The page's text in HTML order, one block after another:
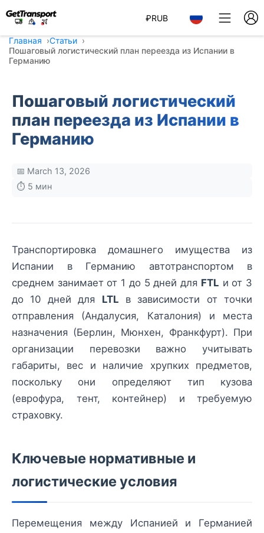
₽RUB
Главная
Статьи
Пошаговый логистический план переезда из Испании в
Германию
Пошаговый логистический
план переезда из Испании в
Германию
📅 March 13, 2026
⏱️ 5 мин
Транспортировка домашнего имущества из
Испании в Германию автотранспортом в
среднем занимает от 1 до 5 дней для FTL и от 3
до 10 дней для LTL в зависимости от точки
отправления (Андалусия, Каталония) и места
назначения (Берлин, Мюнхен, Франкфурт). При
организации перевозки важно учитывать
габариты, вес и наличие хрупких предметов,
поскольку они определяют тип кузова
(еврофура, тент, контейнер) и требуемую
страховку.
Ключевые нормативные и
логистические условия
Перемещения между Испанией и Германией